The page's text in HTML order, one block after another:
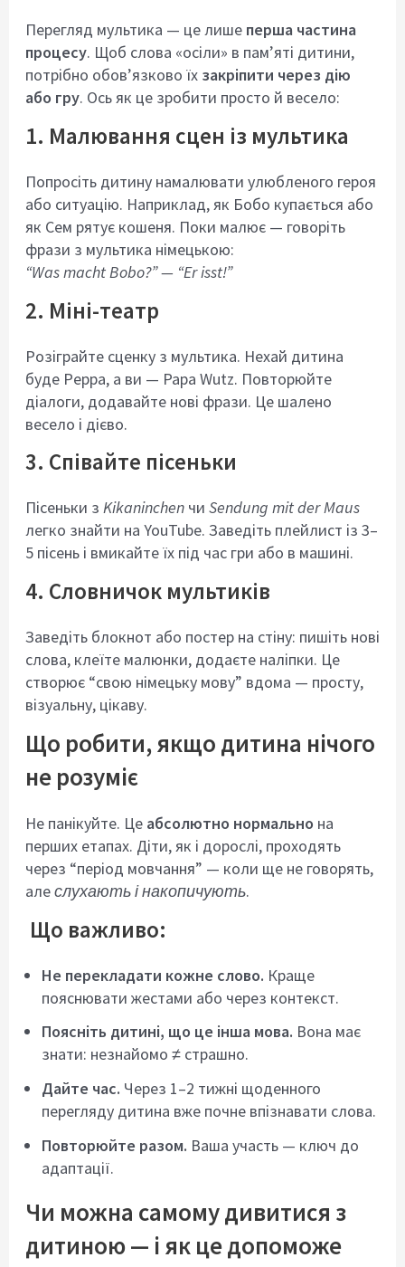
Перегляд мультика — це лише перша частина
процесу. Щоб слова «осіли» в пам’яті дитини,
потрібно обов’язково їх закріпити через дію
або гру. Ось як це зробити просто й весело:
1. Малювання сцен із мультика
Попросіть дитину намалювати улюбленого героя
або ситуацію. Наприклад, як Бобо купається або
як Сем рятує кошеня. Поки малює — говоріть
фрази з мультика німецькою:
“Was macht Bobo?” — “Er isst!”
2. Міні-театр
Розіграйте сценку з мультика. Нехай дитина
буде Peppa, а ви — Papa Wutz. Повторюйте
діалоги, додавайте нові фрази. Це шалено
весело і дієво.
3. Співайте пісеньки
Пісеньки з Kikaninchenчи Sendung mit der Maus
легко знайти на YouTube. Заведіть плейлист із 3–
5 пісень і вмикайте їх під час гри або в машині.
4. Словничок мультиків
Заведіть блокнот або постер на стіну: пишіть нові
слова, клеїте малюнки, додаєте наліпки. Це
створює “свою німецьку мову” вдома — просту,
візуальну, цікаву.
Що робити, якщо дитина нічого
не розуміє
Не панікуйте. Це абсолютно нормально на
перших етапах. Діти, як і дорослі, проходять
через “період мовчання” — коли ще не говорять,
алеслухають і накопичують.
Що важливо:
Не перекладати кожне слово. Краще
пояснювати жестами або через контекст.
Поясніть дитині, що це інша мова. Вона має
знати: незнайомо ≠ страшно.
Дайте час. Через 1–2 тижні щоденного
перегляду дитина вже почне впізнавати слова.
Повторюйте разом. Ваша участь — ключ до
адаптації.
Чи можна самому дивитися з
дитиною — і як це допоможе